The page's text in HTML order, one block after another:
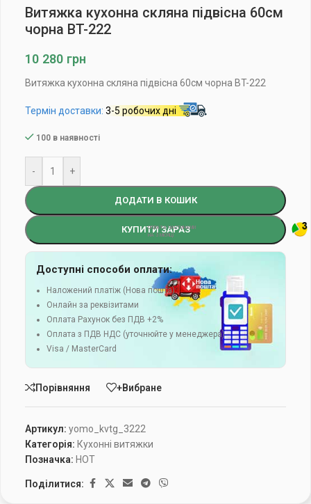
Витяжка кухонна скляна підвісна 60см
чорна BT-222
10 280 грн
Витяжка кухонна скляна підвісна 60см чорна BT-222
Термін доставки: 3-5 робочих дні
100 в наявності
- +
ДОДАТИ В КОШИК
КУПИТИ ЗАРАЗ
Доступні способи оплати:
Наложений платіж (Нова пошта)
Онлайн за реквізитами
Оплата Рахунок без ПДВ +2%
Оплата з ПДВ НДС (уточнюйте у менеджера)
Visa / MasterCard
Порівняння +Вибране
Артикул: yomo_kvtg_3222
Категорія: Кухонні витяжки
Позначка: HOT
Поділитися: